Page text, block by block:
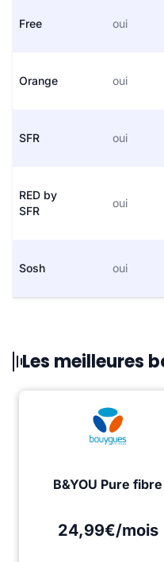
Free oui
Orange oui
SFR oui
RED by
SFR
oui
Sosh oui
Les meilleures
B&YOU Pure fibre
24,99€/mois